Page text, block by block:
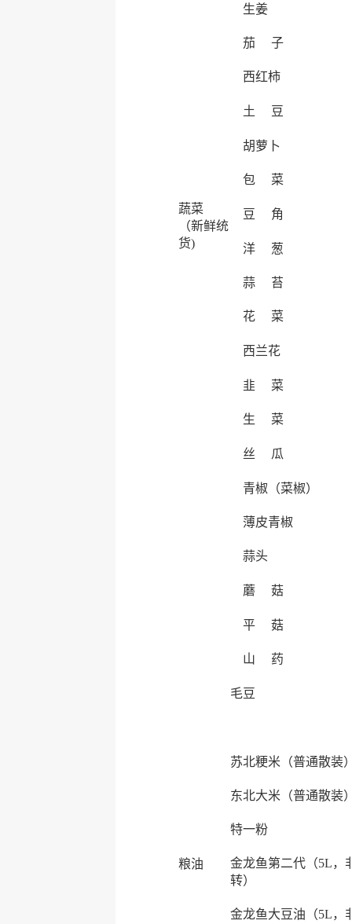
蔬菜
（新鲜统
货)
生姜
茄 子
西红柿
土 豆
胡萝卜
包 菜
豆 角
洋 葱
蒜 苔
花 菜
西兰花
韭 菜
生 菜
丝 瓜
青椒（菜椒）
薄皮青椒
蒜头
蘑 菇
平 菇
山 药
毛豆
粮油
苏北粳米（普通散装
东北大米（普通散装
特一粉
金龙鱼第二代（5L，
转）
金龙鱼大豆油（5L，